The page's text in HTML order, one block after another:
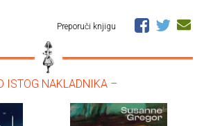
Preporuči knjigu
ISTOG NAKLADNIKA –